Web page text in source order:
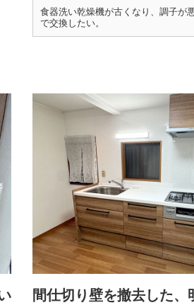
食器洗い乾燥機が古くなり、調子が
で交換したい。
間仕切り壁を撤去した、